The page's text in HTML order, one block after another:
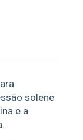
solene
e a